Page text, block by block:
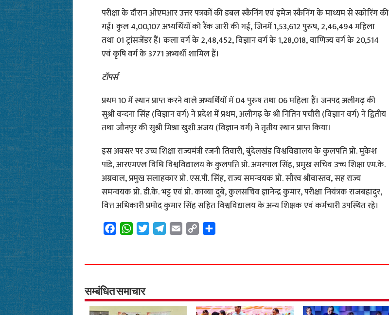
परीक्षा के दौरान ओएमआर उत्तर पत्रकों की डबल स्कैनिंग एवं इमेज स्कैनिंग के माध्यम से स्कोरिंग की
गई। कुल 4,00,107 अभ्यर्थियों को रैंक जारी की गई, जिनमें 1,53,612 पुरुष, 2,46,494 महिला
तथा 01 ट्रांसजेंडर हैं। कला वर्ग के 2,48,452, विज्ञान वर्ग के 1,28,018, वाणिज्य वर्ग के 20,514
एवं कृषि वर्ग के 3771 अभ्यर्थी शामिल हैं।
टॉपर्स
प्रथम 10 में स्थान प्राप्त करने वाले अभ्यर्थियों में 04 पुरुष तथा 06 महिला हैं। जनपद अलीगढ़ की
सुश्री वन्दना सिंह (विज्ञान वर्ग) ने प्रदेश में प्रथम, अलीगढ़ के श्री नितिन पचौरी (विज्ञान वर्ग) ने द्वितीय
तथा जौनपुर की सुश्री मिश्रा खुशी अजय (विज्ञान वर्ग) ने तृतीय स्थान प्राप्त किया।
इस अवसर पर उच्च शिक्षा राज्यमंत्री रजनी तिवारी, बुंदेलखंड विश्वविद्यालय के कुलपति प्रो. मुकेश
पांडे, आरएमएल विधि विश्वविद्यालय के कुलपति प्रो. अमरपाल सिंह, प्रमुख सचिव उच्च शिक्षा एम.के.
अग्रवाल, प्रमुख सलाहकार प्रो. एस.पी. सिंह, राज्य समन्वयक प्रो. सौरव श्रीवास्तव, सह राज्य
समन्वयक प्रो. डी.के. भट्ट एवं प्रो. काव्या दुबे, कुलसचिव ज्ञानेन्द्र कुमार, परीक्षा नियंत्रक राजबहादुर,
वित्त अधिकारी प्रमोद कुमार सिंह सहित विश्वविद्यालय के अन्य शिक्षक एवं कर्मचारी उपस्थित रहे।
e
o
o
W
t
A
p
t
r
e
a
i
y
n
r
सम्बंधित समाचार